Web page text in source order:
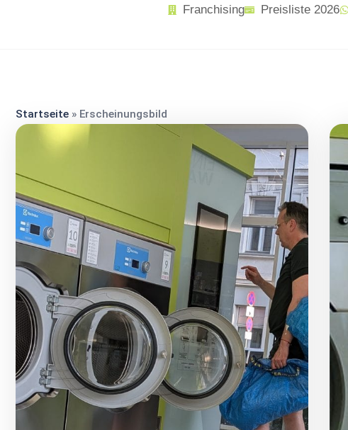
Franchising Preisliste 2026
Startseite » Erscheinungsbild